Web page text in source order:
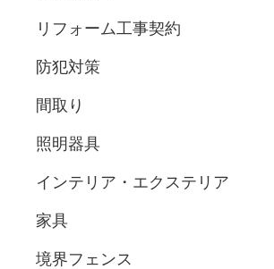
リフォーム工事契約
防犯対策
間取り
照明器具
インテリア・エクステリア
家具
境界フェンス